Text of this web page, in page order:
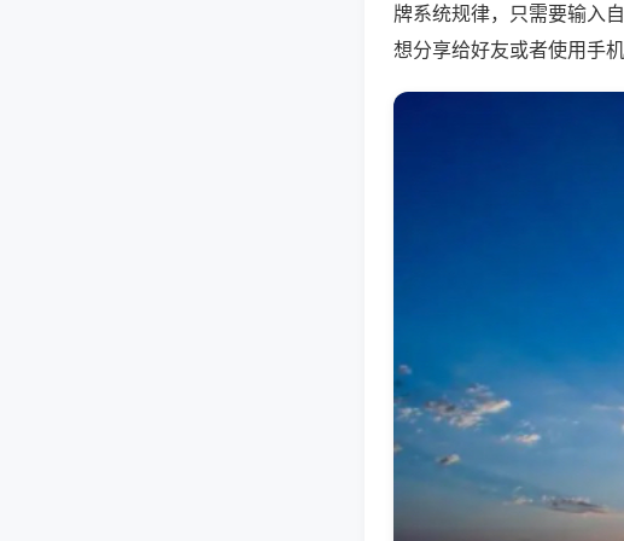
牌系统规律，只需要输入
想分享给好友或者使用手